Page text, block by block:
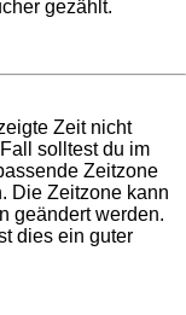
gezählt.
Zeit nicht
solltest du im
Zeitzone
Die Zeitzone kann
geändert werden.
dies ein guter